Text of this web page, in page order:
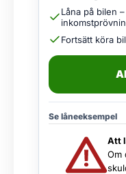
Låna på bilen
Fortsätt köra
Se låneeksempel
Att
Om